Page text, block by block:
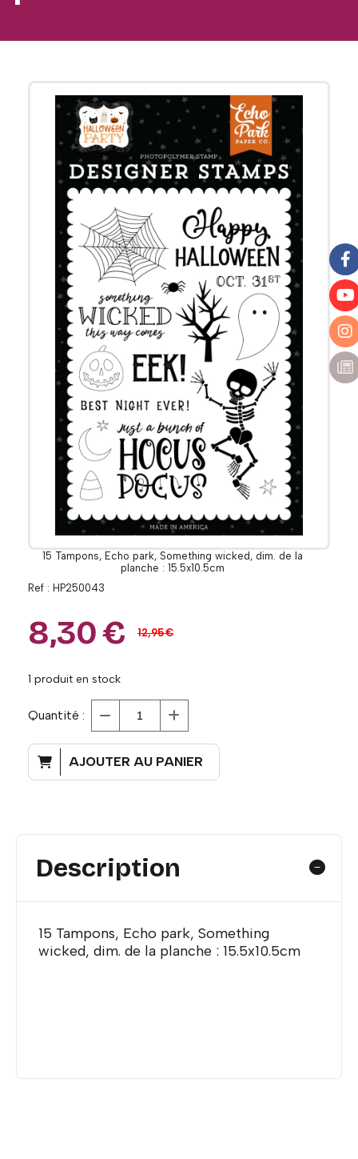
15 Tampons, Echo park, Something wicked, dim. de la
planche : 15.5x10.5cm
Ref : HP250043
8,30€ 12,95€
1 produit en stock
Quantité :
AJOUTER AU PANIER
Description
15 Tampons, Echo park, Something
wicked, dim. de la planche : 15.5x10.5cm